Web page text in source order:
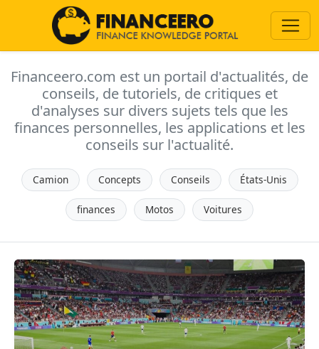
Financeero.com est un portail d'actualités, de
conseils, de tutoriels, de critiques et
d'analyses sur divers sujets tels que les
finances personnelles, les applications et les
conseils sur l'actualité.
Camion Concepts Conseils États-Unis
finances Motos Voitures